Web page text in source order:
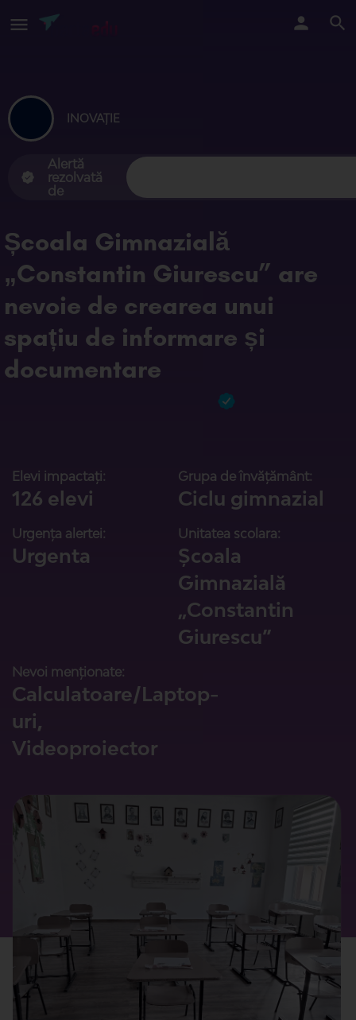
INOVAȚIE
Alertă
rezolvată
de
Școala Gimnazială
„Constantin Giurescu” are
nevoie de crearea unui
spațiu de informare și
documentare
Elevi impactați:
126 elevi
Grupa de învățământ:
Ciclu gimnazial
Urgența alertei:
Urgenta
Unitatea scolara:
Școala
Gimnazială
„Constantin
Giurescu”
Nevoi menționate:
Calculatoare/Laptop-
uri,
Videoproiector